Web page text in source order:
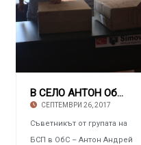
В СЕЛО АНТОН Общински съветник изгради ново
СЕПТЕМВРИ 26, 2017
Съветникът от групата на
БСП в ОбС – Антон Андрей